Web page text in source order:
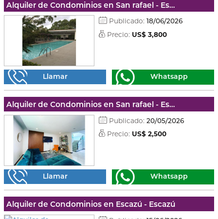
Alquiler de Condominios en San rafael - Escazú
Publicado: 18/06/2026
Precio: US$ 3,800
Llamar Whatsapp
Alquiler de Condominios en San rafael - Escazú
Publicado: 20/05/2026
Precio: US$ 2,500
Llamar Whatsapp
Alquiler de Condominios en Escazú - Escazú